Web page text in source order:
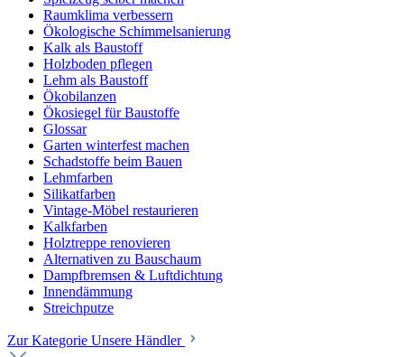
Raumklima verbessern
Ökologische Schimmelsanierung
Kalk als Baustoff
Holzboden pflegen
Lehm als Baustoff
Ökobilanzen
Ökosiegel für Baustoffe
Glossar
Garten winterfest machen
Schadstoffe beim Bauen
Lehmfarben
Silikatfarben
Vintage-Möbel restaurieren
Kalkfarben
Holztreppe renovieren
Alternativen zu Bauschaum
Dampfbremsen & Luftdichtung
Innendämmung
Streichputze
Zur Kategorie Unsere Händler